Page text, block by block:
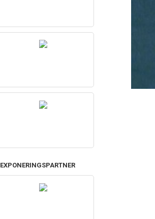
EXPONERINGSPARTNER